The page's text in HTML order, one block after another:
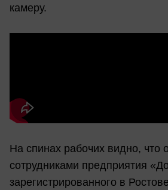
камеру.
На спинах рабочих видно, что
сотрудниками предприятия
зарегистрированного в